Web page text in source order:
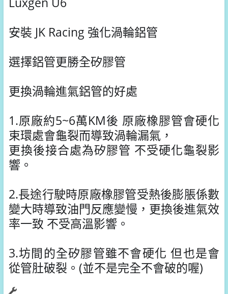
安裝 JK Racing 強化渦輪鋁管
選擇鋁管更勝全矽膠管
更換渦輪進氣鋁管的好處
1.原廠約5~6萬KM後 原廠橡膠管會硬化
束環處會龜裂而導致渦輪漏氣，
更換後接合處為矽膠管 不受硬化龜裂影
響。
2.長途行駛時原廠橡膠管受熱後膨脹係數
變大時導致油門反應變慢，更換後進氣效
率一致 不受高溫影響。
3.坊間的全矽膠管雖不會硬化 但也是會
從管肚破裂。(並不是完全不會破的喔)